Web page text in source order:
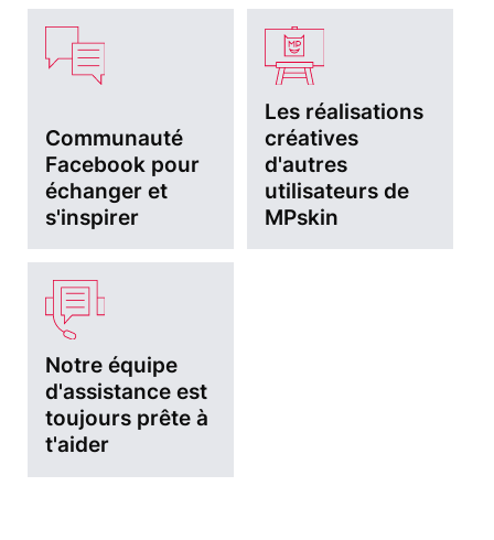
Communauté
Facebook pour
échanger et
s'inspirer
Les réalisations
créatives
d'autres
utilisateurs de
MPskin
Notre équipe
d'assistance est
toujours prête à
t'aider